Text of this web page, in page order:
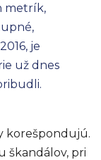
metrík,
je
už dnes
korešpondujú.
škandálov, pri